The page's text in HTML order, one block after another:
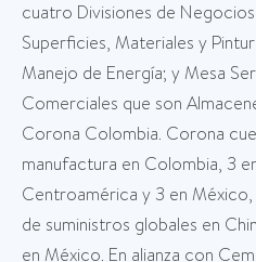
cuatro Divisiones de
Superficies, Materiales y
Manejo de Energía; y Mesa
Comerciales que son
Corona Colombia. Corona
manufactura en Colombia, 3
Centroamérica y 3 en
de suministros globales en
en México. En alianza con